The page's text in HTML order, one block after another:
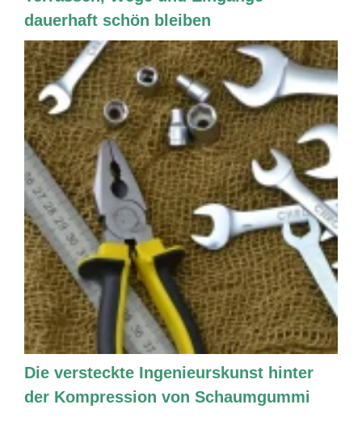
dauerhaft schön bleiben
Die versteckte Ingenieurskunst hinter
der Kompression von Schaumgummi